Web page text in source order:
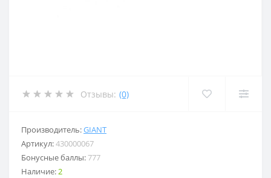
Отзывы: (0)
Производитель:GIANT
Артикул:430000067
Бонусные баллы:777
Наличие:2